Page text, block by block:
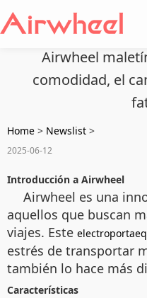
Airwheel
comodidad, el
Home > Newslist >
2025-06-12
Introducción a Airwheel
Airwheel es una
aquellos que buscan
viajes. Este
estrés de transportar
también lo hace más
Características